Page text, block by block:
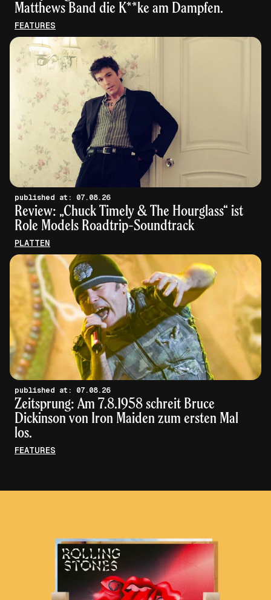
Matthews Band die K**ke am Dampfen.
FEATURES
published at: 07.08.26
Review: „Chuck Timely & The Hourglass“ ist
Role Models Roadtrip-Soundtrack
PLATTEN
published at: 07.08.26
Zeitsprung: Am 7.8.1958 schreit Bruce
Dickinson von Iron Maiden zum ersten Mal
los.
FEATURES